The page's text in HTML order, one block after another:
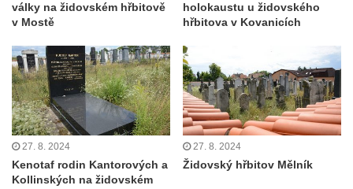
války na židovském hřbitově
v Mostě
holokaustu u židovského
hřbitova v Kovanicích
27. 8. 2024
Kenotaf rodin Kantorových a
Kollinských na židovském
27. 8. 2024
Židovský hřbitov Mělník